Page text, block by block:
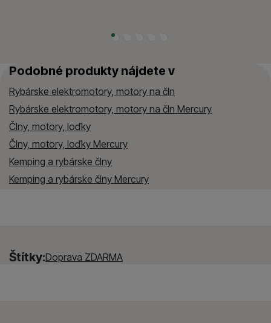
Podobné produkty nájdete v
Rybárske elektromotory, motory na čln
Rybárske elektromotory, motory na čln Mercury
Člny, motory, loďky
Člny, motory, loďky Mercury
Kemping a rybárske člny
Kemping a rybárske člny Mercury
Štítky:Doprava ZDARMA